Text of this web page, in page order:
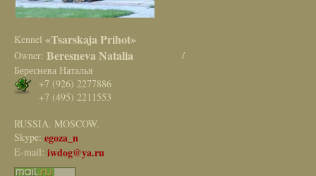
Kennel «Tsarskaja Prihot»
Owner: Beresneva Natalia /
Береснева Наталья
+7 (926) 2277886
+7 (495) 2211553
RUSSIA. MOSCOW.
Skype: egoza_n
E-mail: iwdog@ya.ru